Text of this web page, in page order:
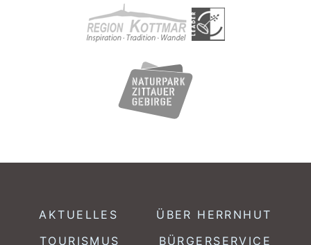
AKTUELLES
ÜBER HERRNHUT
TOURISMUS
BÜRGERSERVICE